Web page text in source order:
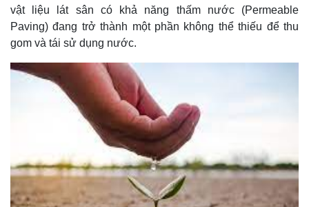
vật liệu lát sân có khả năng thấm nước (Permeable
Paving) đang trở thành một phần không thể thiếu để thu
gom và tái sử dụng nước.